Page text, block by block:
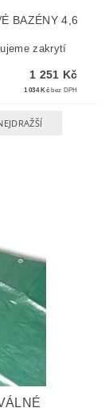
BAZÉNY 4,6
zakrytí
1 251 Kč
1 034 Kč bez DPH